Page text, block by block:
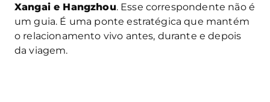
Xangai e Hangzhou. Esse correspondente não é
um guia. É uma ponte estratégica que mantém
o relacionamento vivo antes, durante e depois
da viagem.